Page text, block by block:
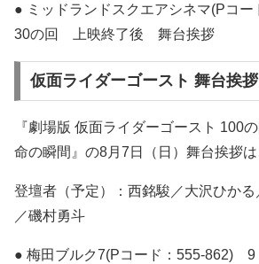
● ミッドランドスクエアシネマ(Pコ
30の回 上映終了後 舞台挨拶
仮面ライダーゴースト 舞台挨
『劇場版 仮面ライダーゴースト 100
命の瞬間』の8月7日（日）舞台挨拶は
登壇者（予定）：西銘駿／大沢ひか
／磯村勇斗
● 梅田ブルク7(Pコード：555-862)